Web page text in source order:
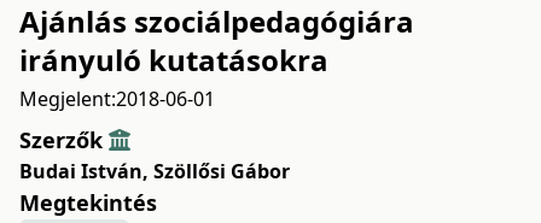
Ajánlás szociálpedagógiára
irányuló kutatásokra
Megjelent:2018-06-01
Szerzők
Budai István, Szöllősi Gábor
Megtekintés